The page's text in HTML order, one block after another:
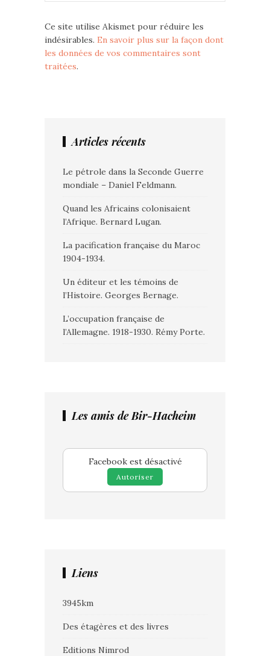
Ce site utilise Akismet pour réduire les
indésirables. En savoir plus sur la façon dont
les données de vos commentaires sont
traitées.
Articles récents
Le pétrole dans la Seconde Guerre
mondiale – Daniel Feldmann.
Quand les Africains colonisaient
l’Afrique. Bernard Lugan.
La pacification française du Maroc
1904-1934.
Un éditeur et les témoins de
l’Histoire. Georges Bernage.
L’occupation française de
l’Allemagne. 1918-1930. Rémy Porte.
Les amis de Bir-Hacheim
Facebook est désactivé
Autoriser
Liens
3945km
Des étagères et des livres
Editions Nimrod